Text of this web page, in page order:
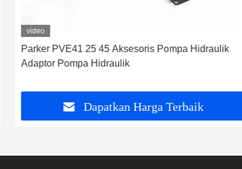
video
Parker PVE41 25 45 Aksesoris Pompa Hidraulik
Adaptor Pompa Hidraulik
Dapatkan Harga Terbaik